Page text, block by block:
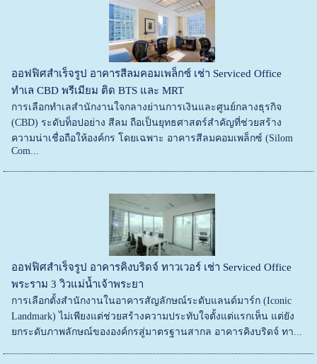
ออฟฟิศสำเร็จรูป อาคารสีลมคอมเพล็กซ์ เช่า Serviced Office
ทำเล CBD พรีเมียม ติด BTS และ MRT
การเลือกทำเลสำนักงานใจกลางย่านการเงินและศูนย์กลางธุรกิจ
(CBD) ระดับท็อปอย่าง สีลม ถือเป็นยุทธศาสตร์สำคัญที่ช่วยสร้าง
ความน่าเชื่อถือให้องค์กร โดยเฉพาะ อาคารสีลมคอมเพล็กซ์ (Silom
Com...
ออฟฟิศสำเร็จรูป อาคารคิงบริดจ์ ทาวเวอร์ เช่า Serviced Office
พระราม 3 วิวแม่น้ำเจ้าพระยา
การเลือกตั้งสำนักงานในอาคารสัญลักษณ์ระดับแลนด์มาร์ก (Iconic
Landmark) ไม่เพียงแต่ช่วยสร้างความประทับใจตั้งแต่แรกเห็น แต่ยัง
ยกระดับภาพลักษณ์ขององค์กรสู่มาตรฐานสากล อาคารคิงบริดจ์ ทา...